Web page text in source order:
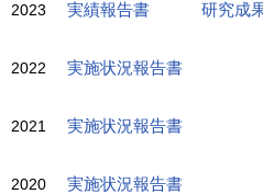
2023 実績報告書 研究成
2022 実施状況報告書
2021 実施状況報告書
2020 実施状況報告書